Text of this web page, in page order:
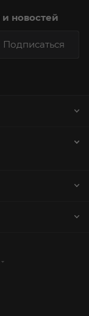
новостей
Подписаться